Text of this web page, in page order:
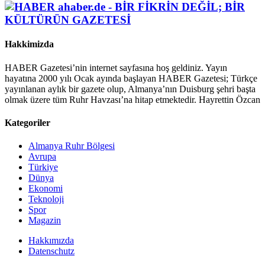
Hakkimizda
HABER Gazetesi’nin internet sayfasına hoş geldiniz. Yayın
hayatına 2000 yılı Ocak ayında başlayan HABER Gazetesi; Türkçe
yayınlanan aylık bir gazete olup, Almanya’nın Duisburg şehri başta
olmak üzere tüm Ruhr Havzası’na hitap etmektedir. Hayrettin Özcan
Kategoriler
Almanya Ruhr Bölgesi
Avrupa
Türkiye
Dünya
Ekonomi
Teknoloji
Spor
Magazin
Hakkımızda
Datenschutz